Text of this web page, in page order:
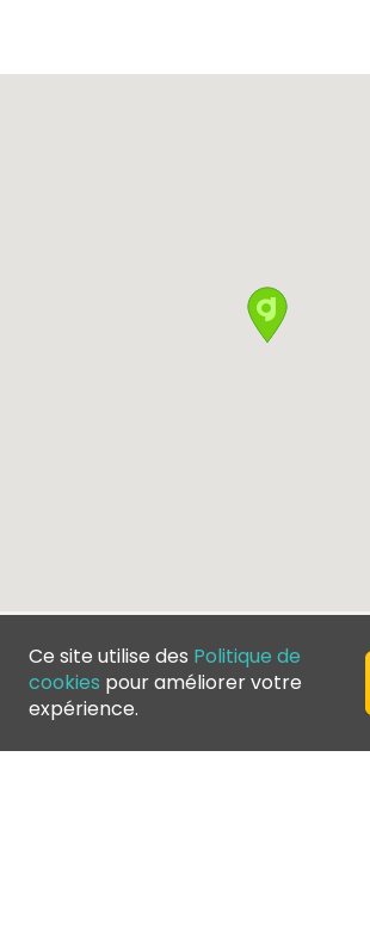
All Rights Reserved
Ce site utilise des Politique de
cookies pour améliorer votre
expérience.